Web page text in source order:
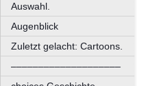
Auswahl.
Augenblick
Zuletzt gelacht: Cartoons.
––––––––––––––––––––